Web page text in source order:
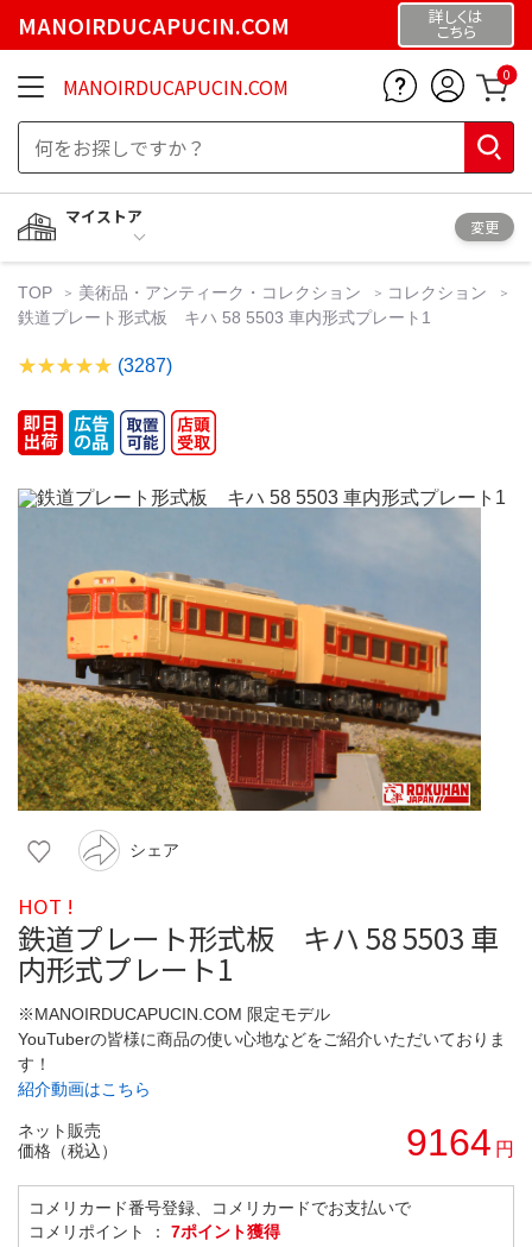
MANOIRDUCAPUCIN.COM 詳しくは
こちら
MANOIRDUCAPUCIN.COM 0
マイストア
変更
TOP 美術品・アンティーク・コレクション
コレクション
鉄道プレート形式板 キハ 58 5503 車内形式プレート1
(3287)
シェア
HOT !
鉄道プレート形式板 キハ 58 5503 車
内形式プレート1
※MANOIRDUCAPUCIN.COM 限定モデル
YouTuberの皆様に商品の使い心地などをご紹介いただいておりま
す！
紹介動画はこちら
ネット販売
価格（税込）
9164 円
コメリカード番号登録、コメリカードでお支払いで
コメリポイント ： 7ポイント獲得